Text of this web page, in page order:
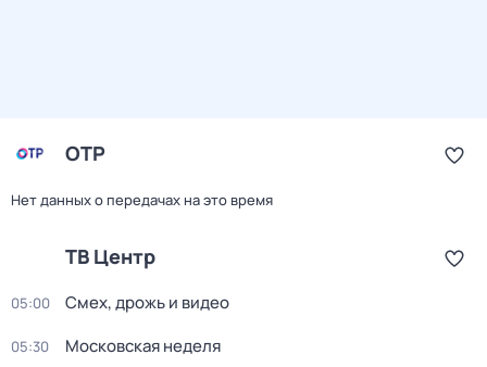
ОТР
Нет данных о передачах на это время
ТВ Центр
05:00 Смех, дрожь и видео
05:30 Московская неделя